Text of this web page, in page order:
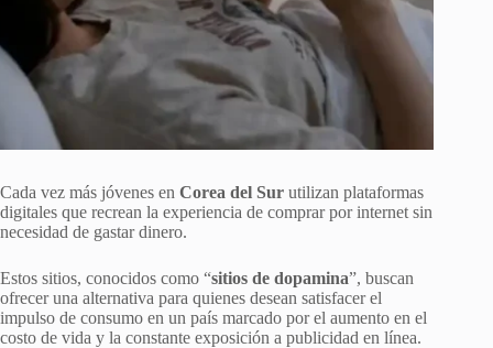
Cada vez más jóvenes en Corea del Sur utilizan plataformas
digitales que recrean la experiencia de comprar por internet sin
necesidad de gastar dinero.
Estos sitios, conocidos como “sitios de dopamina”, buscan
ofrecer una alternativa para quienes desean satisfacer el
impulso de consumo en un país marcado por el aumento en el
costo de vida y la constante exposición a publicidad en línea.